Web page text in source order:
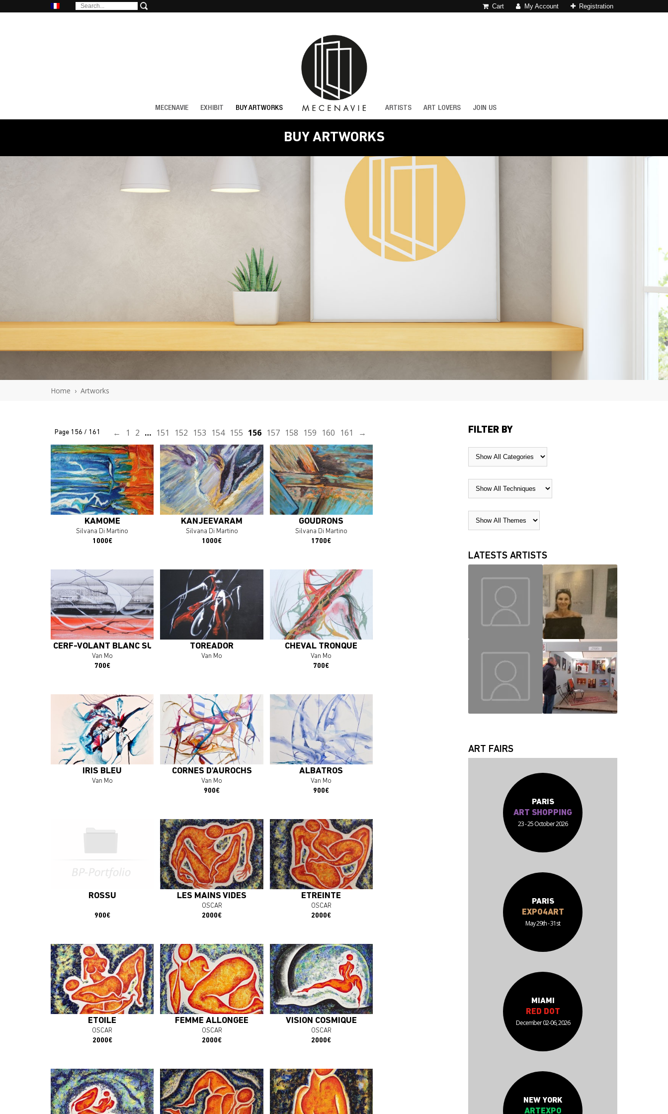
Cart My Account Registration
BUY ARTWORKS
EXHIBIT
MECENAVIE ARTISTS ART LOVERS JOIN US
BUY ARTWORKS
Home › Artworks
Page 156 / 161 ← 1 2 … 151 152 153 154 155 156 157 158 159 160 161 →
KAMOMÉ
Silvana Di Martino
1000€
En savoir plus
KANJEEVARAM
Silvana Di Martino
1000€
En savoir plus
GOUDRONS
Silvana Di Martino
1700€
En savoir plus
CERF-VOLANT BLANC SUR MARÉÉ NOIRE
Van Mo
700€
En savoir plus
J'ACHÈTE L'OEUVRE
TORÉADOR
Van Mo
En savoir plus
J'ACHÈTE L'OEUVRE
CHEVAL TRONQUÉ
Van Mo
700€
En savoir plus
J'ACHÈTE L'OEUVRE
IRIS BLEU
Van Mo
En savoir plus
J'ACHÈTE L'OEUVRE
CORNES D'AUROCHS
Van Mo
900€
En savoir plus
J'ACHÈTE L'OEUVRE
ALBATROS
Van Mo
900€
En savoir plus
J'ACHÈTE L'OEUVRE
ROSSU
900€
En savoir plus
J'ACHÈTE L'OEUVRE
LES MAINS VIDES
OSCAR
2000€
En savoir plus
J'ACHÈTE L'OEUVRE
ETREINTE
OSCAR
2000€
En savoir plus
J'ACHÈTE L'OEUVRE
ETOILE
OSCAR
2000€
J'ACHÈTE L'OEUVRE
FEMME ALLONGEE
OSCAR
2000€
En savoir plus
J'ACHÈTE L'OEUVRE
VISION COSMIQUE
OSCAR
2000€
En savoir plus
J'ACHÈTE L'OEUVRE
En savoir plus
J'ACHÈTE L'OEUVRE
En savoir plus
J'ACHÈTE L'OEUVRE
En savoir plus
J'ACHÈTE L'OEUVRE
En savoir plus En savoir plus En savoir plus
FILTER BY
LATESTS ARTISTS
CHRISLAINE
ART FAIRS
PARIS
ART SHOPPING
23 - 25 October 2026
PARIS
EXPO4ART
May 29th - 31st
MIAMI
RED DOT
December 02-06, 2026
NEW YORK
ARTEXPO